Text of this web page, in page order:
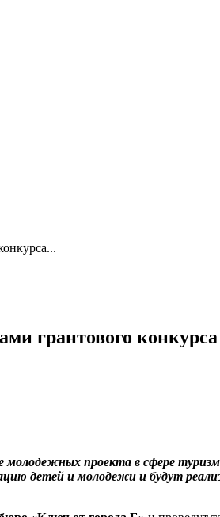
грантового
молодежных проекта в сфере
детей и молодежи и будут